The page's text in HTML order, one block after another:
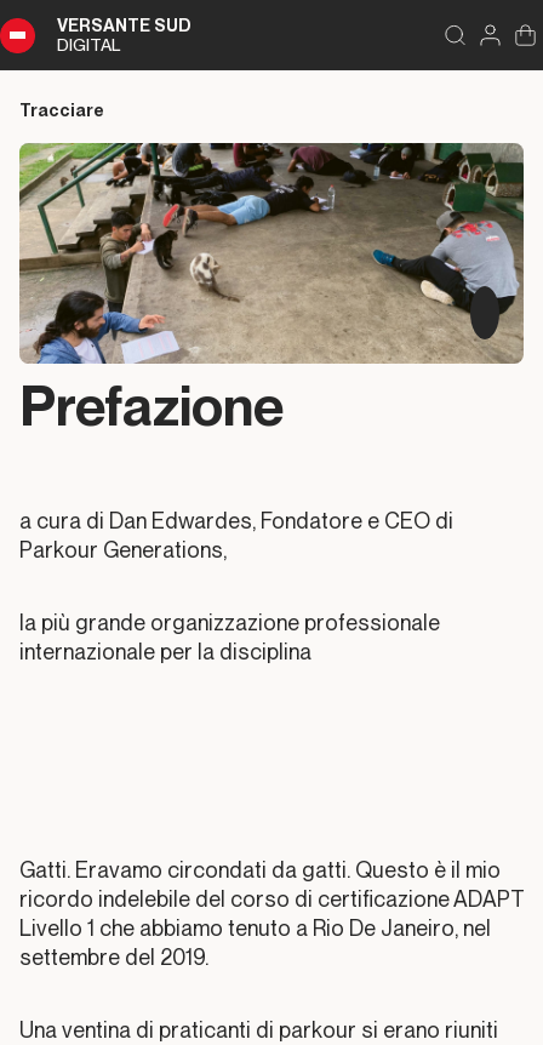
VERSANTE SUD
DIGITAL
Capitoli
Sommario
Capitoli
Contestualizzazione
“autrici”
Prefazione
La
dimensione
esplorativa
Capitolo003
Prefazione
Tracciare
a cura di Dan Edwardes, Fondatore e CEO di
Parkour Generations,
la più grande organizzazione professionale
internazionale per la disciplina
Gatti. Eravamo circondati da gatti. Questo è il mio
ricordo indelebile del corso di certificazione ADAPT
Livello 1 che abbiamo tenuto a Rio De Janeiro, nel
settembre del 2019.
Una ventina di praticanti di parkour si erano riuniti